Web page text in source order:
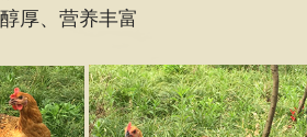
厚、营养丰富